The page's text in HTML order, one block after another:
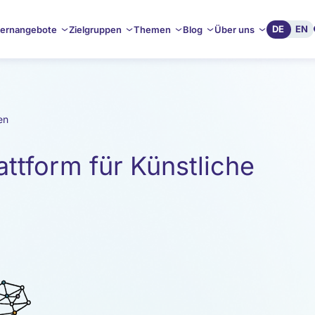
Zielgruppen Themen Blog Über uns DE EN
für Künstliche